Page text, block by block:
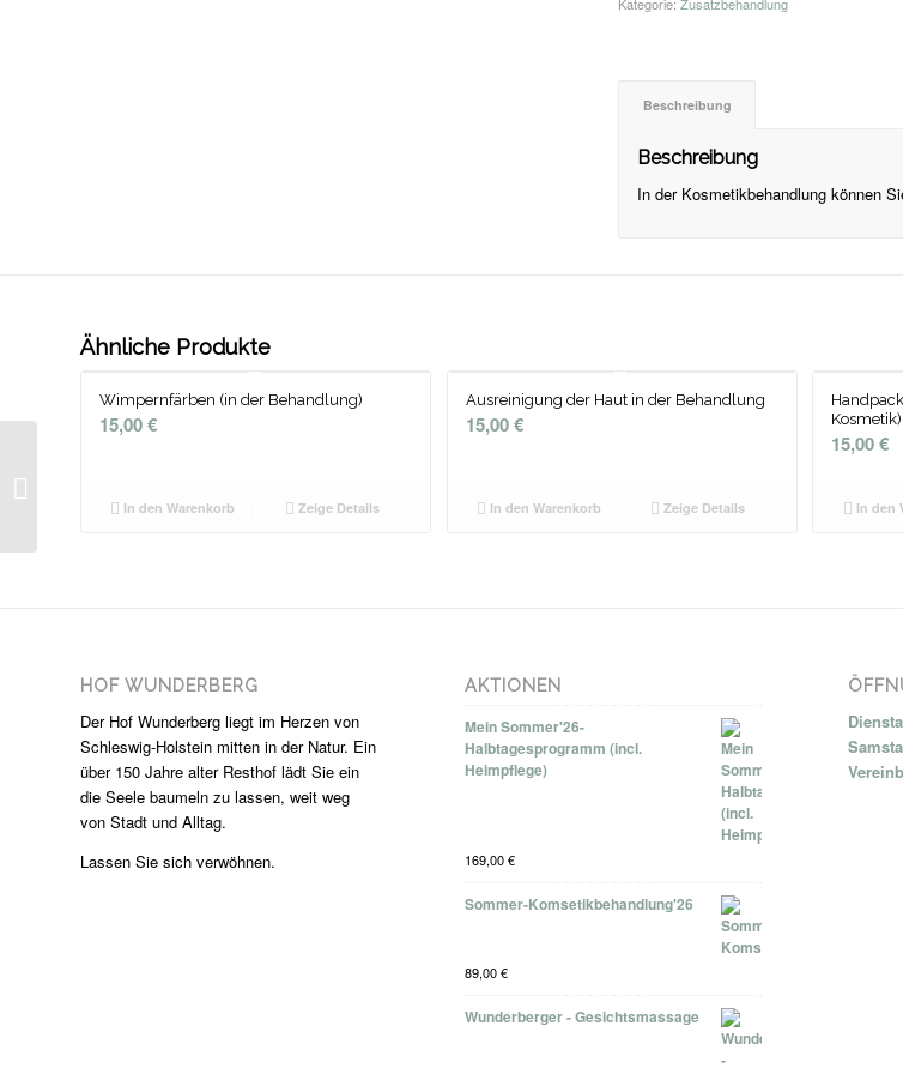
Beschreibung
Beschreibung
In der Kosmetikbehandlung können
Ähnliche Produkte
Wimpernfärben (in der Behandlung)
15,00€
In den Warenkorb Zeige Details
Ausreinigung der Haut in der Behandlung
15,00€
In den Warenkorb Zeige Details
Kosmetik)
15,00€
In den
HOF WUNDERBERG
Der Hof Wunderberg liegt im Herzen von
Schleswig-Holstein mitten in der Natur. Ein
über 150 Jahre alter Resthof lädt Sie ein
die Seele baumeln zu lassen, weit weg
von Stadt und Alltag.
Lassen Sie sich verwöhnen.
AKTIONEN
Mein Sommer'26-
Halbtagesprogramm (incl.
Heimpflege)
169,00€
Sommer-Komsetikbehandlung'26
89,00€
Wunderberger - Gesichtsmassage
Körpermassage